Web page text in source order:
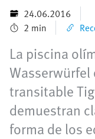
24.06.2016
2 min
La piscina
Wasserwürfel
transitable
demuestran
forma de los